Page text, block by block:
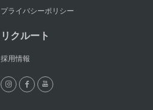
プライバシーポリシー
リクルート
採用情報